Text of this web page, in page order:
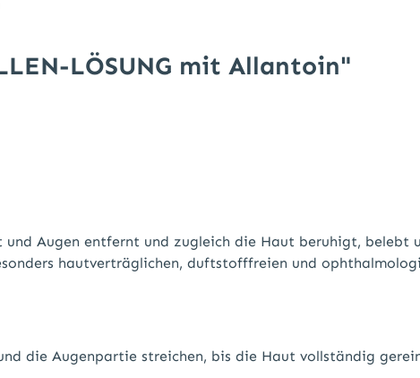
LÖSUNG mit Allantoin"
und Augen entfernt und zugleich die Haut beruhigt,
hautverträglichen, duftstofffreien und
die Augenpartie streichen, bis die Haut vollständig